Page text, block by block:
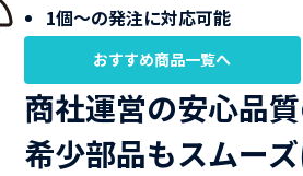
1個〜の発注に対応可能
おすすめ商品一覧へ
商社運営の安心品
希少部品もスムーズ